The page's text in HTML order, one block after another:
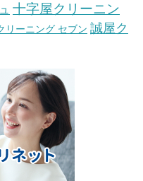
十字屋クリーニン
リーニング セブン 誠屋ク